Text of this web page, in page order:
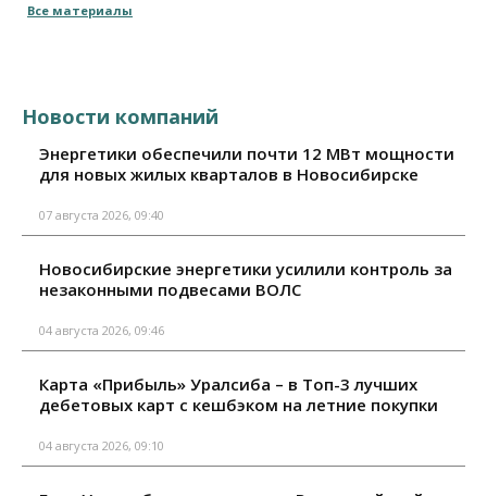
Все материалы
Новости компаний
Энергетики обеспечили почти 12 МВт мощности
для новых жилых кварталов в Новосибирске
07 августа 2026, 09:40
Новосибирские энергетики усилили контроль за
незаконными подвесами ВОЛС
04 августа 2026, 09:46
Карта «Прибыль» Уралсиба – в Топ-3 лучших
дебетовых карт с кешбэком на летние покупки
04 августа 2026, 09:10